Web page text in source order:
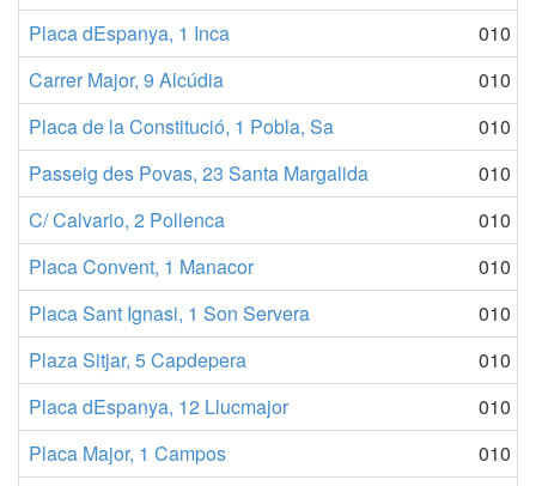
Placa dEspanya, 1 Inca
010
Carrer Major, 9 Alcúdia
010
Placa de la Constitució, 1 Pobla, Sa
010
Passeig des Povas, 23 Santa Margalida
010
C/ Calvario, 2 Pollenca
010
Placa Convent, 1 Manacor
010
Placa Sant Ignasi, 1 Son Servera
010
Plaza Sitjar, 5 Capdepera
010
Placa dEspanya, 12 Llucmajor
010
Placa Major, 1 Campos
010